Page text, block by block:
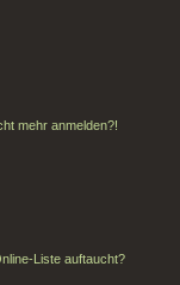
mehr anmelden?!
Liste auftaucht?